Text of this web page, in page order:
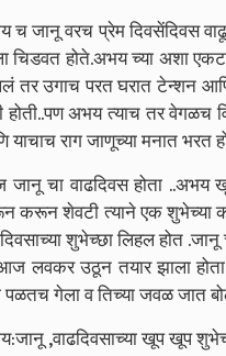
च जानू वरच प्रेम दिवसेंदिवस
चिडवत होते.अभय च्या अशा
तर उगाच परत घरात टेन्शन
होती..पण अभय त्याच तर वेगळच
याचाच राग जाणूच्या मनात भरत
चा वाढदिवस होता ..अभय
करून शेवटी त्याने एक शुभेच्या
शुभेच्छा लिहल होत
लवकर उठून तयार झाला होता
पळतच गेला व तिच्या जवळ जात
,वाढदिवसाच्या खूप खूप